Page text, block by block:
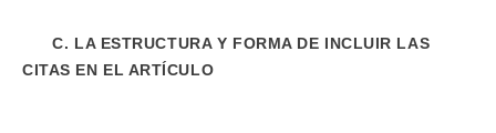
C. LA ESTRUCTURA Y FORMA DE INCLUIR LAS
CITAS EN EL ARTÍCULO